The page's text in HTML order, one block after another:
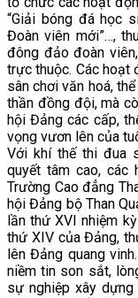
“Giải bóng đá học
Đoàn viên mới”…,
đông đảo đoàn
trực thuộc. Các hoạt
sân chơi văn hoá,
thần đồng đội, mà
hội Đảng các cấp,
vọng vươn lên của
Với khí thế thi đua
quyết tâm cao,
Trường Cao đẳng
hội Đảng bộ Than
lần thứ XVI nhiệm
thứ XIV của Đảng,
lên Đảng quang
niềm tin son sắt,
sự nghiệp xây